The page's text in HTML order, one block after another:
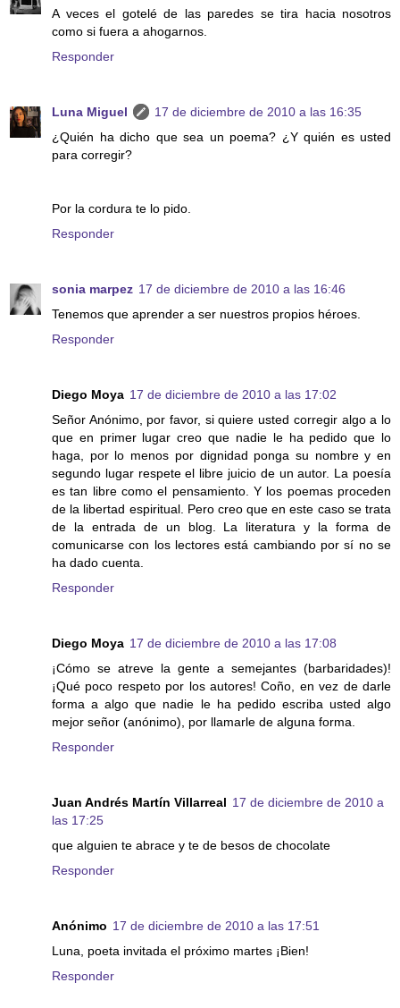
A veces el gotelé de las paredes se tira hacia nosotros
como si fuera a ahogarnos.
Responder
Luna Miguel
17 de diciembre de 2010 a las 16:35
¿Quién ha dicho que sea un poema? ¿Y quién es usted
para corregir?
Por la cordura te lo pido.
Responder
sonia marpez 17 de diciembre de 2010 a las 16:46
Tenemos que aprender a ser nuestros propios héroes.
Responder
Diego Moya 17 de diciembre de 2010 a las 17:02
Señor Anónimo, por favor, si quiere usted corregir algo a lo
que en primer lugar creo que nadie le ha pedido que lo
haga, por lo menos por dignidad ponga su nombre y en
segundo lugar respete el libre juicio de un autor. La poesía
es tan libre como el pensamiento. Y los poemas proceden
de la libertad espiritual. Pero creo que en este caso se trata
de la entrada de un blog. La literatura y la forma de
comunicarse con los lectores está cambiando por sí no se
ha dado cuenta.
Responder
Diego Moya 17 de diciembre de 2010 a las 17:08
¡Cómo se atreve la gente a semejantes (barbaridades)!
¡Qué poco respeto por los autores! Coño, en vez de darle
forma a algo que nadie le ha pedido escriba usted algo
mejor señor (anónimo), por llamarle de alguna forma.
Responder
Juan Andrés Martín Villarreal 17 de diciembre de 2010 a
las 17:25
que alguien te abrace y te de besos de chocolate
Responder
Anónimo 17 de diciembre de 2010 a las 17:51
Luna, poeta invitada el próximo martes ¡Bien!
Responder